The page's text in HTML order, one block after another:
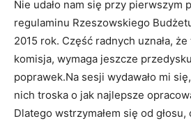
Nie udało nam się przy pierwszym
regulaminu Rzeszowskiego
2015 rok. Część radnych uznała,
komisja, wymaga jeszcze
poprawek.Na sesji wydawało mi
nich troska o jak najlepsze
Dlatego wstrzymałem się od